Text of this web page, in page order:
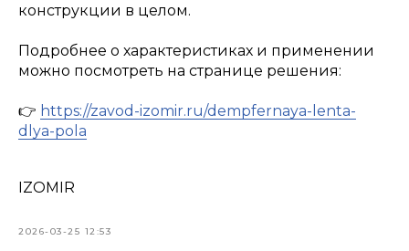
конструкции в целом.
Подробнее о характеристиках и применении
можно посмотреть на странице решения:
👉 https://zavod-izomir.ru/dempfernaya-lenta-
dlya-pola
IZOMIR
2026-03-25 12:53